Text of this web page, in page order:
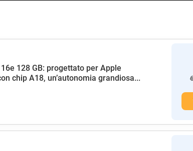
128 GB: progettato per Apple
chip A18, un’autonomia grandiosa...